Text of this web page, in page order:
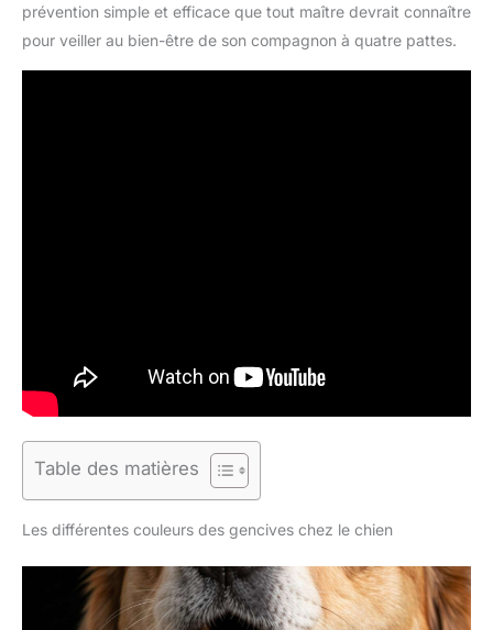
prévention simple et efficace que tout maître devrait connaître
pour veiller au bien-être de son compagnon à quatre pattes.
Table des matières
Les différentes couleurs des gencives chez le chien